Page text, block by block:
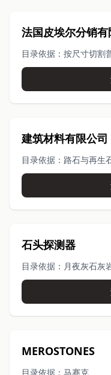
法国皮埃尔分销有
目录依据：按尺寸切割
建筑材料有限公司
目录依据：路石与再生
石头探测器
目录依据：月夜灰石灰
MEROSTONES
目录依据：马赛克